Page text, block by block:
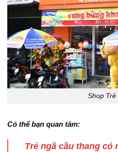
Shop Trẻ
Có thể bạn quan tâm:
Trẻ ngã cầu thang có